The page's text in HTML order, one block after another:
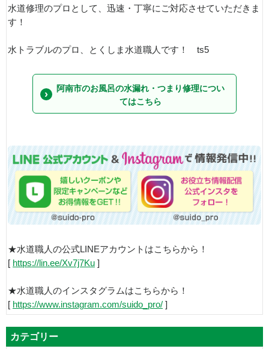
水道修理のプロとして、迅速・丁寧にご対応させていただきま
す！
水トラブルのプロ、とくしま水道職人です！ ts5
阿南市のお風呂の水漏れ・つまり修理につい
てはこちら
★水道職人の公式LINEアカウントはこちらから！
[ https://lin.ee/Xv7j7Ku ]
★水道職人のインスタグラムはこちらから！
[ https://www.instagram.com/suido_pro/ ]
カテゴリー